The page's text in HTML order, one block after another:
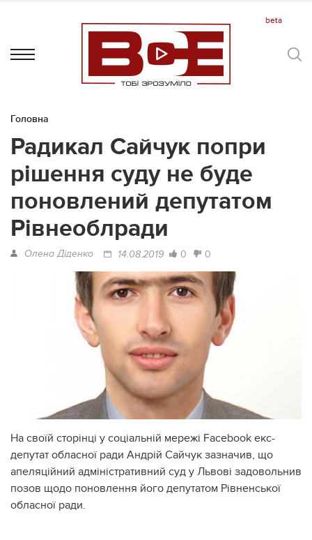
Головна
Радикал Сайчук попри
рішення суду не буде
поновлений депутатом
Рівнеоблради
Олена Діденко 14.08.2019 0 0
На своїй сторінці у соціальній мережі Facebook екс-
депутат обласної ради Андрій Сайчук зазначив, що
апеляційний адміністративний суд у Львові задовольнив
позов щодо поновлення його депутатом Рівненської
обласної ради.